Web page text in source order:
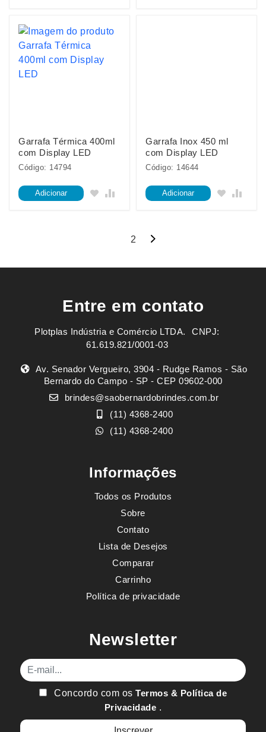
Garrafa Térmica 400ml
com Display LED
Código: 14794
Adicionar
Garrafa Inox 450 ml
com Display LED
Código: 14644
Adicionar
Navegação
por
2
Entre em contato
Plotplas Indústria e Comércio LTDA. ㅤㅤㅤ CNPJ:
61.619.821/0001-03
Av. Senador Vergueiro, 3904 - Rudge Ramos - São
Bernardo do Campo - SP - CEP 09602-000
brindes@saobernardobrindes.com.br
(11) 4368-2400
(11) 4368-2400
Informações
Todos os Produtos
Sobre
Contato
Lista de Desejos
Comparar
Carrinho
Política de privacidade
Newsletter
E-mail
Concordo com osTermos & Política de
Privacidade .